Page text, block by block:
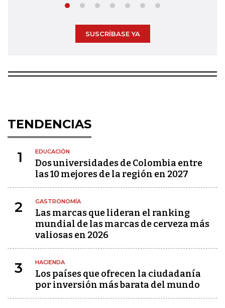
SUSCRÍBASE YA
TENDENCIAS
1 EDUCACIÓN
Dos universidades de Colombia entre
las 10 mejores de la región en 2027
2 GASTRONOMÍA
Las marcas que lideran el ranking
mundial de las marcas de cerveza más
valiosas en 2026
3 HACIENDA
Los países que ofrecen la ciudadanía
por inversión más barata del mundo